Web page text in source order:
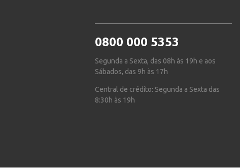
0800 000 5353
Segunda a Sexta, das 08h às 19h e aos
Sábados, das 9h às 17h
Central de crédito: Segunda a Sexta das
8:30h às 19h